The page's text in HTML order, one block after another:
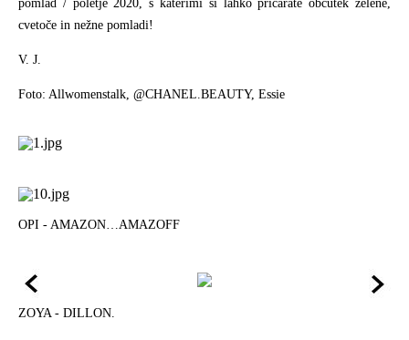
pomlad / poletje 2020, s katerimi si lahko pričarate občutek zelene,
cvetoče in nežne pomladi!
V. J.
Foto: Allwomenstalk, @CHANEL.BEAUTY, Essie
OPI - AMAZON…AMAZOFF
ZOYA - DILLON.